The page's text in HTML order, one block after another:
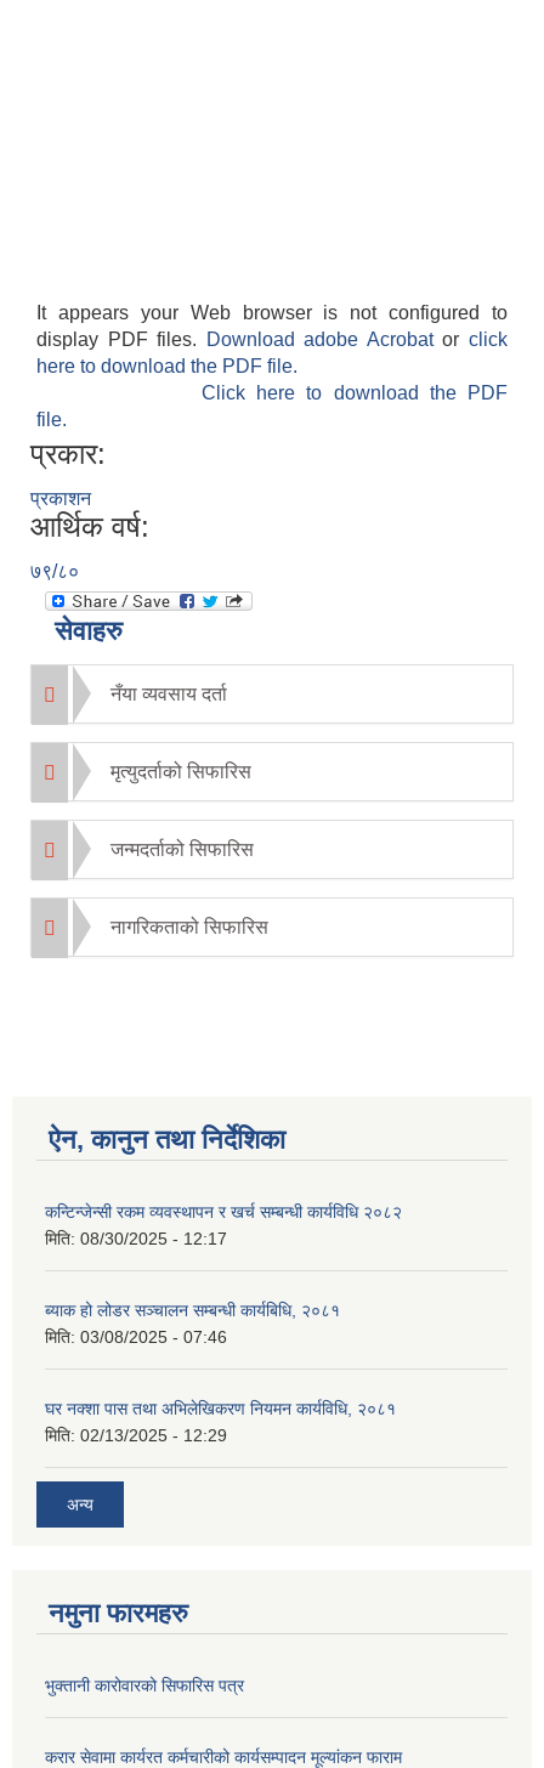
It appears your Web browser is not configured to
display PDF files.
Download adobe Acrobatorclick
here to download the PDF file.
Click here to download the PDF
file.
प्रकार:
प्रकाशन
आर्थिक वर्ष:
७९/८०
सेवाहरु
नँया व्यवसाय दर्ता
मृत्युदर्ताको सिफारिस
जन्मदर्ताको सिफारिस
नागरिकताको सिफारिस
ऐन, कानुन तथा निर्देशिका
कन्टिन्जेन्सी रकम व्यवस्थापन र खर्च सम्बन्धी कार्यविधि २०८२
मिति: 08/30/2025 - 12:17
ब्याक हो लोडर सञ्चालन सम्बन्धी कार्यबिधि, २०८१
मिति: 03/08/2025 - 07:46
घर नक्शा पास तथा अभिलेखिकरण नियमन कार्यविधि, २०८१
मिति: 02/13/2025 - 12:29
अन्य
नमुना फारमहरु
भुक्तानी कारोवारको सिफारिस पत्र
करार सेवामा कार्यरत कर्मचारीको कार्यसम्पादन मूल्यांकन फाराम